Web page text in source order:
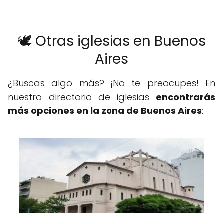
🕊️ Otras iglesias en Buenos
Aires
¿Buscas algo más? ¡No te preocupes! En
nuestro directorio de iglesias encontrarás
más opciones en la zona de Buenos Aires: